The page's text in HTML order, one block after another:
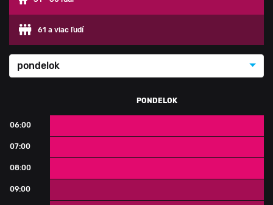
61 a viac ľudí
pondelok
PONDELOK
06:00
07:00
08:00
09:00